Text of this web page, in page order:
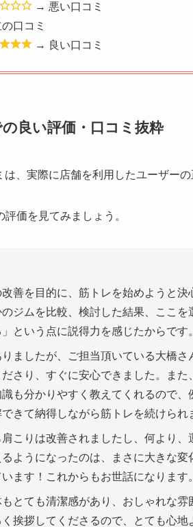
→ 悪い口コミ
口コミ
→ 良い口コミ
良い評価・口コミ抜粋
、実際に店舗を利用したユーザー
価を見てみましょう。
善を目的に、筋トレを始めようと
ジムを比較、検討した結果、ここ
という点に説得力を感じたからです。
ましたが、ご担当頂いている大橋
さり、すぐに安心できました。ま
も分かりやすく教えてくれるので
きて納得しながら筋トレを続けられ
こりは改善されましたし、何より
ようになったのは、まさに大きな変
ます！これからもお世話になります。
もとても清潔感があり、おしゃれな
挨拶してくださるので、とても心